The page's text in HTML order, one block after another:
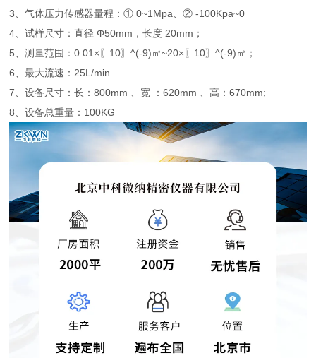
3、气体压力传感器量程：① 0~1Mpa、② -100Kpa~0
4、试样尺寸：直径 Φ50mm，长度 20mm；
5、测量范围：0.01×〖10〗^(-9)㎡~20×〖10〗^(-9)㎡；
6、最大流速：25L/min
7、设备尺寸：长：800mm 、宽 ：620mm 、高：670mm;
8、设备总重量：100KG